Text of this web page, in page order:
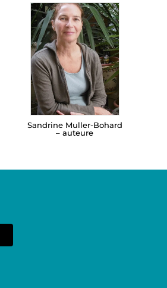
Sandrine Muller-Bohard
– auteure